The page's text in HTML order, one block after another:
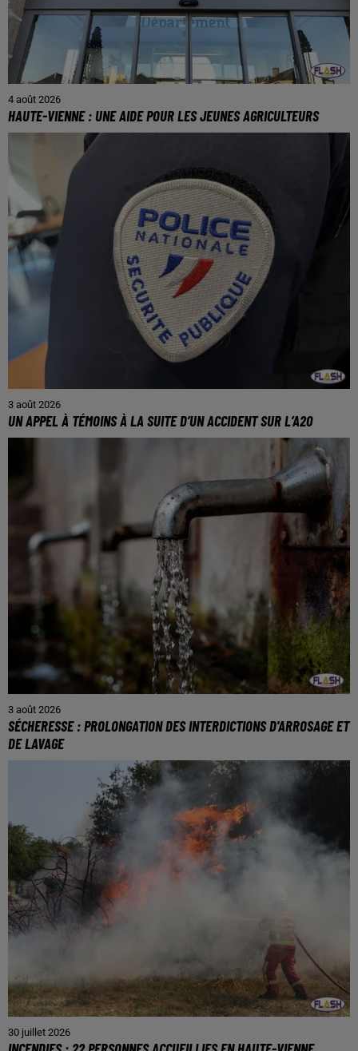
4 août 2026
HAUTE-VIENNE : UNE AIDE POUR LES JEUNES AGRICULTEURS
3 août 2026
UN APPEL À TÉMOINS À LA SUITE D’UN ACCIDENT SUR L’A20
3 août 2026
SÉCHERESSE : PROLONGATION DES INTERDICTIONS D'ARROSAGE ET
DE LAVAGE
30 juillet 2026